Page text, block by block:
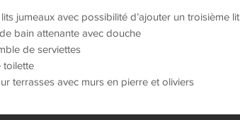
jumeaux avec possibilité d’ajouter un troisième lit
bain attenante avec douche
de serviettes
terrasses avec murs en pierre et oliviers